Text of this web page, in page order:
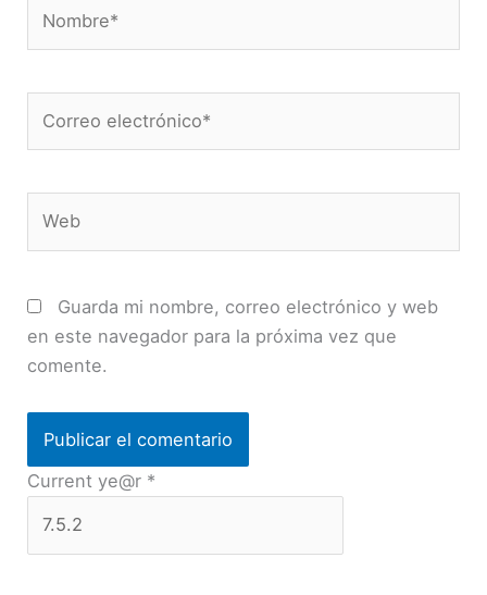
electrónico*
Guarda mi nombre, correo electrónico y web
en este navegador para la próxima vez que
comente.
Current ye@r *